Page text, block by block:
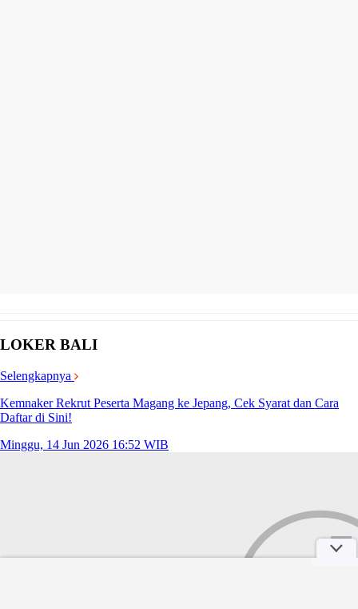
LOKER BALI
Selengkapnya
Kemnaker Rekrut Peserta Magang ke Jepang, Cek Syarat dan Cara
Daftar di Sini!
Minggu, 14 Jun 2026 16:52 WIB